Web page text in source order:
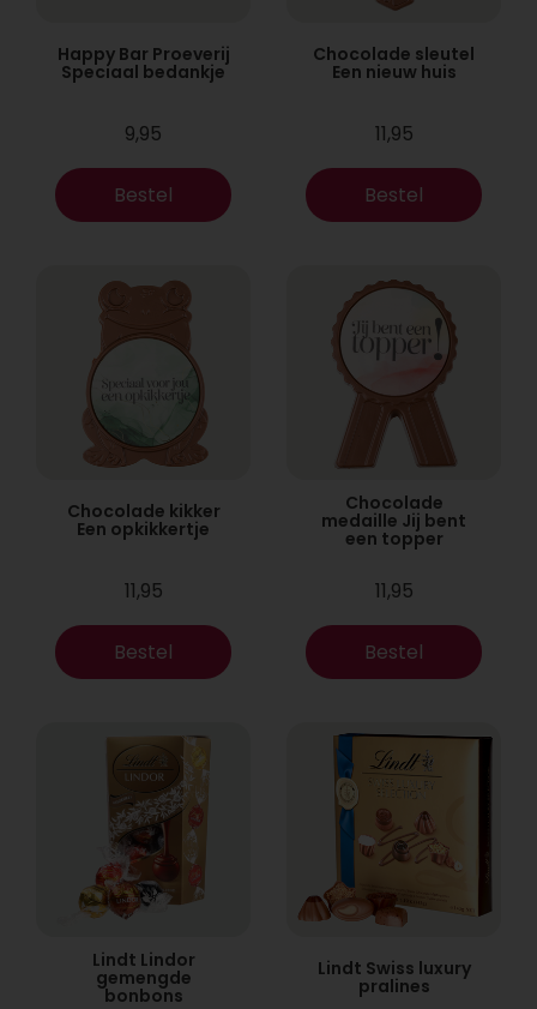
Happy Bar Proeverij
Speciaal bedankje
9,95
Bestel
Chocolade sleutel
Een nieuw huis
11,95
Bestel
Chocolade kikker
Een opkikkertje
11,95
Bestel
Chocolade
medaille Jij bent
een topper
11,95
Bestel
Lindt Lindor
gemengde
bonbons
Lindt Swiss luxury
pralines